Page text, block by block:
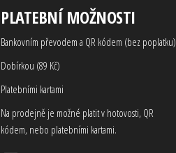
PLATEBNÍ MOŽNOSTI
Bankovním převodem a QR kódem (bez poplatku)
Dobírkou (89 Kč)
Platebními kartami
Na prodejně je možné platit v hotovosti, QR
kódem, nebo platebními kartami.